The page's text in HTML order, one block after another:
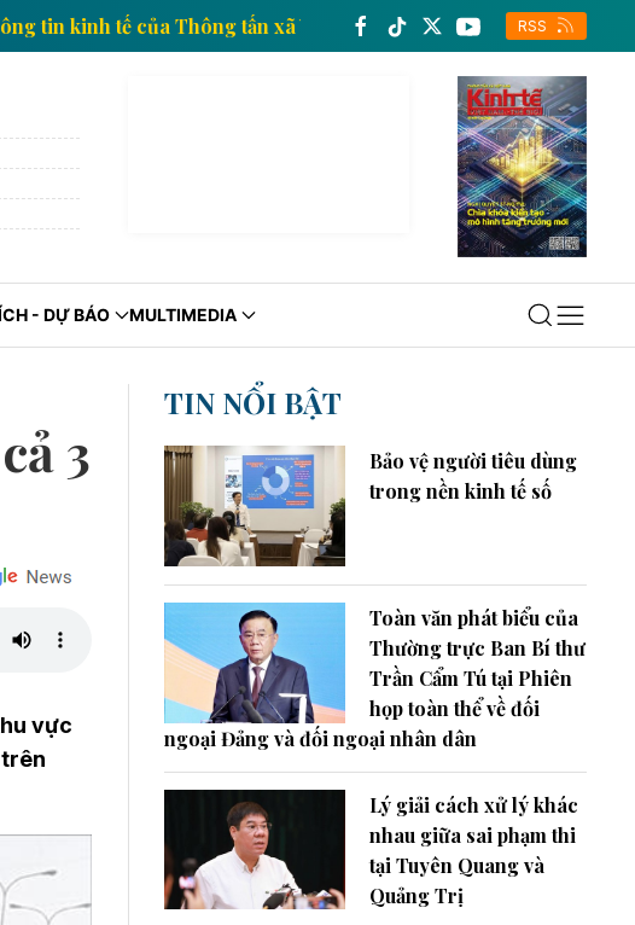
Trang thông tin kinh tế của Thông tấn xã Việt Nam Trang
RSS
- DỰ BÁO MULTIMEDIA
3
vực
TIN NỔI BẬT
Bảo vệ người tiêu dùng
trong nền kinh tế số
Toàn văn phát biểu của
Thường trực Ban Bí thư
Trần Cẩm Tú tại Phiên
họp toàn thể về đối
ngoại Đảng và đối ngoại nhân dân
Lý giải cách xử lý khác
nhau giữa sai phạm thi
tại Tuyên Quang và
Quảng Trị